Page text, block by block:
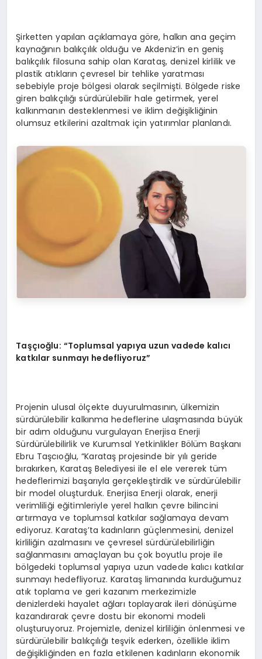
Şirketten yapılan açıklamaya göre, halkın ana geçim
kaynağının balıkçılık olduğu ve Akdeniz’in en geniş
balıkçılık filosuna sahip olan Karataş, denizel kirlilik ve
plastik atıkların çevresel bir tehlike yaratması
sebebiyle proje bölgesi olarak seçilmişti. Bölgede riske
giren balıkçılığı sürdürülebilir hale getirmek, yerel
kalkınmanın desteklenmesi ve iklim değişikliğinin
olumsuz etkilerini azaltmak için yatırımlar planlandı.
Taşçıoğlu: “Toplumsal yapıya uzun vadede kalıcı
katkılar sunmayı hedefliyoruz”
Projenin ulusal ölçekte duyurulmasının, ülkemizin
sürdürülebilir kalkınma hedeflerine ulaşmasında büyük
bir adım olduğunu vurgulayan Enerjisa Enerji
Sürdürülebilirlik ve Kurumsal Yetkinlikler Bölüm Başkanı
Ebru Taşcıoğlu, “Karataş projesinde bir yılı geride
bırakırken, Karataş Belediyesi ile el ele vererek tüm
hedeflerimizi başarıyla gerçekleştirdik ve sürdürülebilir
bir model oluşturduk. Enerjisa Enerji olarak, enerji
verimliliği eğitimleriyle yerel halkın çevre bilincini
artırmaya ve toplumsal katkılar sağlamaya devam
ediyoruz. Karataş’ta kadınların güçlenmesini, denizel
kirliliğin azalmasını ve çevresel sürdürülebilirliğin
sağlanmasını amaçlayan bu çok boyutlu proje ile
bölgedeki toplumsal yapıya uzun vadede kalıcı katkılar
sunmayı hedefliyoruz. Karataş limanında kurduğumuz
atık toplama ve geri kazanım merkezimizle
denizlerdeki hayalet ağları toplayarak ileri dönüşüme
kazandırarak çevre dostu bir ekonomi modeli
oluşturuyoruz. Projemizle, denizel kirliliğin önlenmesi ve
sürdürülebilir balıkçılığı teşvik ederken, özellikle iklim
değişikliğinden en fazla etkilenen kadınların ekonomik